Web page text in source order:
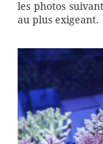
les photos
au plus exigeant.